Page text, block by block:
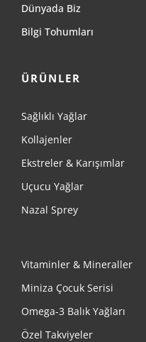
Dünyada Biz
Bilgi Tohumları
ÜRÜNLER
Sağlıklı Yağlar
Kollajenler
Ekstreler & Karışımlar
Uçucu Yağlar
Nazal Sprey
Vitaminler & Mineraller
Miniza Çocuk Serisi
Omega-3 Balık Yağları
Özel Takviyeler